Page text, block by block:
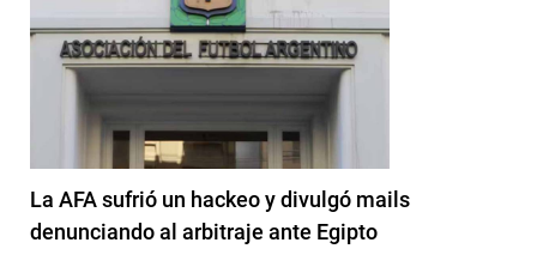
La AFA sufrió un hackeo y divulgó mails
denunciando al arbitraje ante Egipto